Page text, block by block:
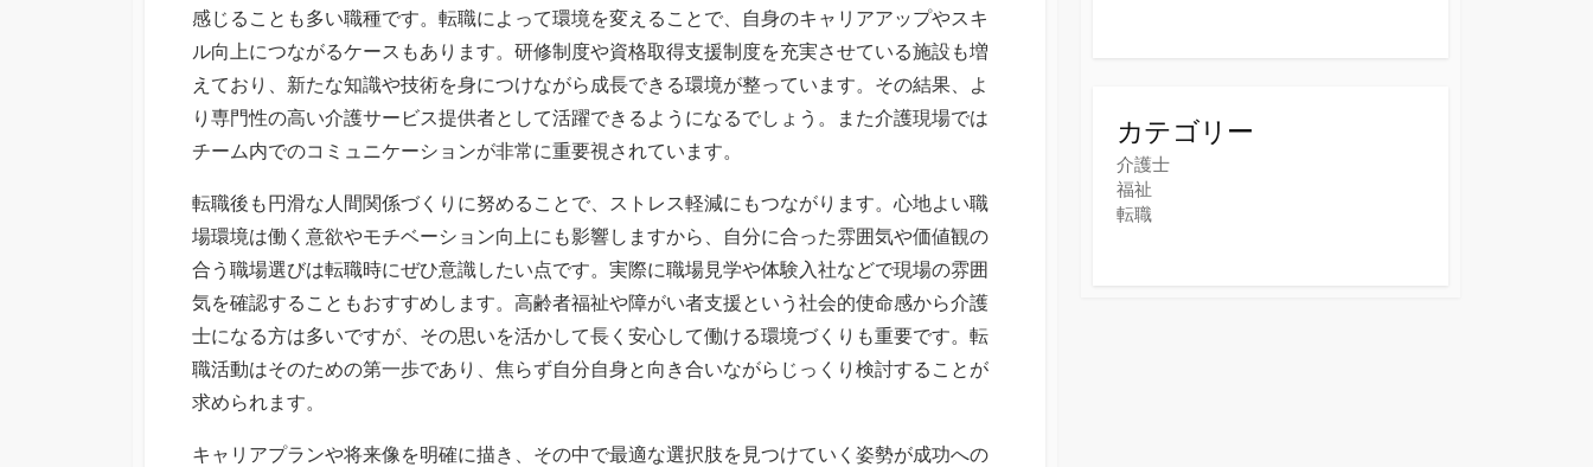
感じることも多い職種です。転職によって環境を変えることで、自身のキャリアアップやスキ
ル向上につながるケースもあります。研修制度や資格取得支援制度を充実させている施設も増
えており、新たな知識や技術を身につけながら成長できる環境が整っています。その結果、よ
り専門性の高い介護サービス提供者として活躍できるようになるでしょう。また介護現場では
チーム内でのコミュニケーションが非常に重要視されています。
転職後も円滑な人間関係づくりに努めることで、ストレス軽減にもつながります。心地よい職
場環境は働く意欲やモチベーション向上にも影響しますから、自分に合った雰囲気や価値観の
合う職場選びは転職時にぜひ意識したい点です。実際に職場見学や体験入社などで現場の雰囲
気を確認することもおすすめします。高齢者福祉や障がい者支援という社会的使命感から介護
士になる方は多いですが、その思いを活かして長く安心して働ける環境づくりも重要です。転
職活動はそのための第一歩であり、焦らず自分自身と向き合いながらじっくり検討することが
求められます。
キャリアプランや将来像を明確に描き、その中で最適な選択肢を見つけていく姿勢が成功への
カテゴリー
介護士
福祉
転職